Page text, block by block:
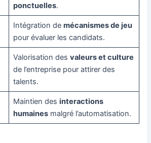
ponctuelles.
Intégration de mécanismes de jeu
pour évaluer les candidats.
Valorisation des valeurs et culture
de l’entreprise pour attirer des
talents.
Maintien des interactions
humainesmalgré l’automatisation.